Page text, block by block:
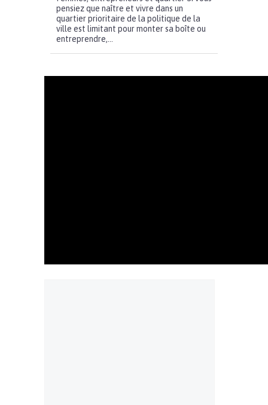
pensiez que naître et vivre dans un
quartier prioritaire de la politique de la
ville est limitant pour monter sa boîte ou
entreprendre,...